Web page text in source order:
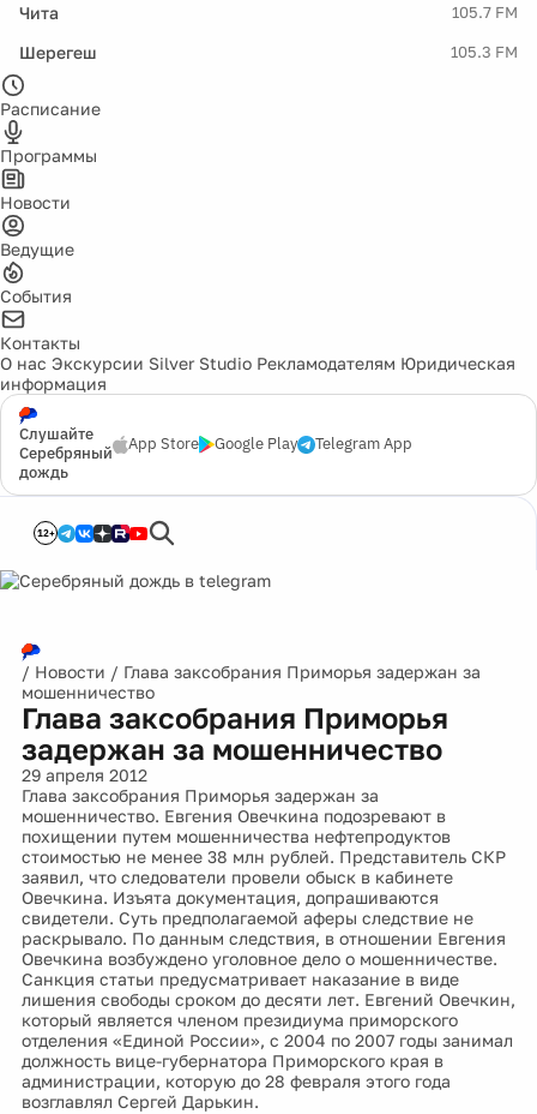
Чита 105.7 FM
Шерегеш 105.3 FM
Расписание
Программы
Новости
Ведущие
События
Контакты
О нас Экскурсии Silver Studio Рекламодателям Юридическая
информация
Слушайте
Серебряный
дождь
App Store Google Play Telegram App
12+
/ Новости / Глава заксобрания Приморья задержан за
мошенничество
Глава заксобрания Приморья
задержан за мошенничество
29 апреля 2012
Глава заксобрания Приморья задержан за
мошенничество. Евгения Овечкина подозревают в
похищении путем мошенничества нефтепродуктов
стоимостью не менее 38 млн рублей. Представитель СКР
заявил, что следователи провели обыск в кабинете
Овечкина. Изъята документация, допрашиваются
свидетели. Суть предполагаемой аферы следствие не
раскрывало. По данным следствия, в отношении Евгения
Овечкина возбуждено уголовное дело о мошенничестве.
Санкция статьи предусматривает наказание в виде
лишения свободы сроком до десяти лет. Евгений Овечкин,
который является членом президиума приморского
отделения «Единой России», с 2004 по 2007 годы занимал
должность вице-губернатора Приморского края в
администрации, которую до 28 февраля этого года
возглавлял Сергей Дарькин.